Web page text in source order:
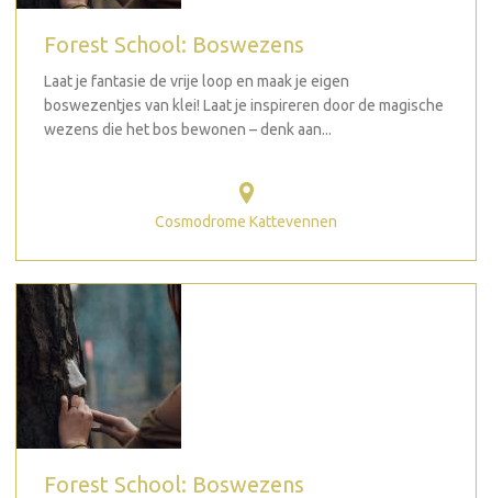
Forest School: Boswezens
Laat je fantasie de vrije loop en maak je eigen
boswezentjes van klei! Laat je inspireren door de magische
wezens die het bos bewonen – denk aan...
Cosmodrome Kattevennen
Forest School: Boswezens